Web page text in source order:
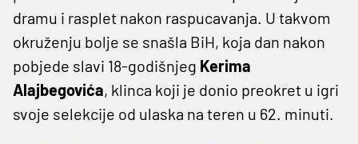
dramu i rasplet nakon raspucavanja. U takvom
okruženju bolje se snašla BiH, koja dan nakon
pobjede slavi 18-godišnjeg Kerima
Alajbegovića, klinca koji je donio preokret u igri
svoje selekcije od ulaska na teren u 62. minuti.